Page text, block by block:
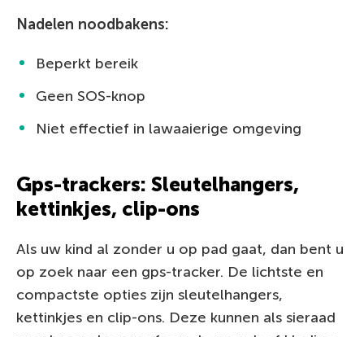
Nadelen noodbakens:
Beperkt bereik
Geen SOS-knop
Niet effectief in lawaaierige omgeving
Gps-trackers: Sleutelhangers,
kettinkjes, clip-ons
Als uw kind al zonder u op pad gaat, dan bent u
op zoek naar een gps-tracker. De lichtste en
compactste opties zijn sleutelhangers,
kettinkjes en clip-ons. Deze kunnen als sieraad